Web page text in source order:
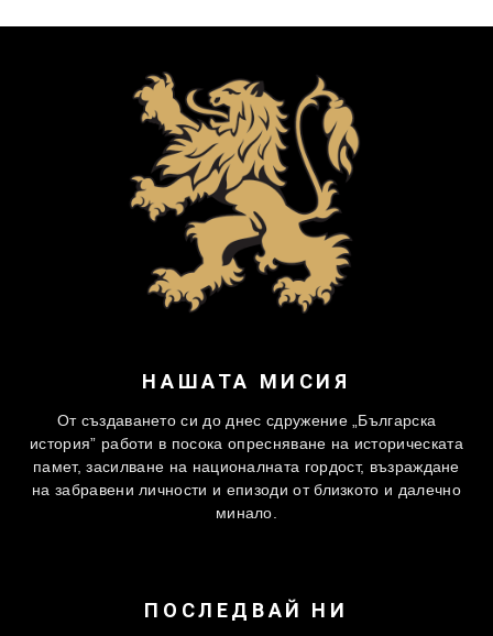
НАШАТА МИСИЯ
От създаването си до днес сдружение „Българска
история” работи в посока опресняване на историческата
памет, засилване на националната гордост, възраждане
на забравени личности и епизоди от близкото и далечно
минало.
ПОСЛЕДВАЙ НИ